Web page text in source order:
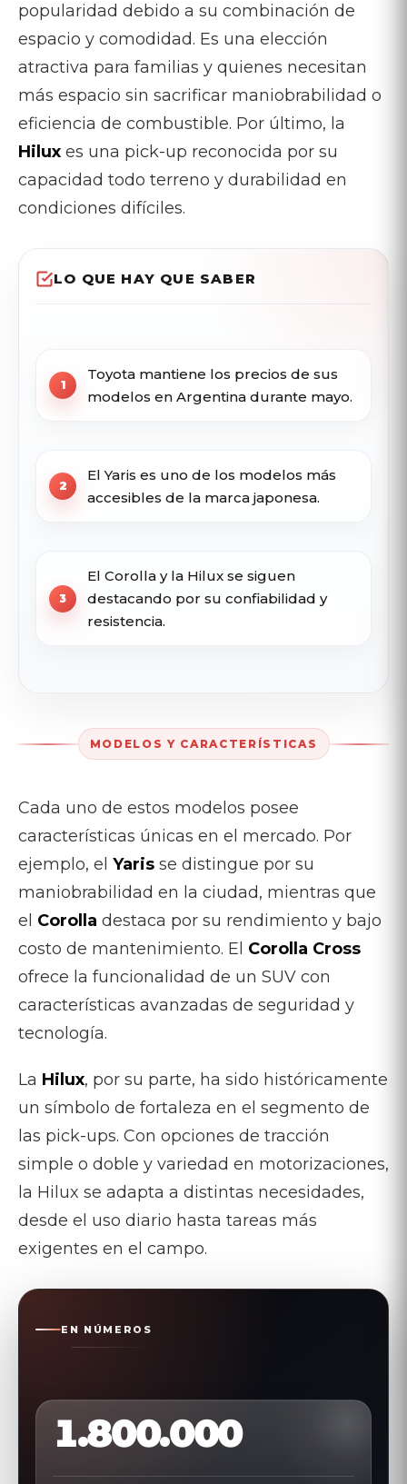
popularidad debido a su combinación de
espacio y comodidad. Es una elección
atractiva para familias y quienes necesitan
más espacio sin sacrificar maniobrabilidad o
eficiencia de combustible. Por último, la
Hilux es una pick-up reconocida por su
capacidad todo terreno y durabilidad en
condiciones difíciles.
LO QUE HAY QUE SABER
Toyota mantiene los precios de sus
modelos en Argentina durante mayo.
El Yaris es uno de los modelos más
accesibles de la marca japonesa.
El Corolla y la Hilux se siguen
destacando por su confiabilidad y
resistencia.
MODELOS Y CARACTERÍSTICAS
Cada uno de estos modelos posee
características únicas en el mercado. Por
ejemplo, el Yaris se distingue por su
maniobrabilidad en la ciudad, mientras que
el Corolla destaca por su rendimiento y bajo
costo de mantenimiento. El Corolla Cross
ofrece la funcionalidad de un SUV con
características avanzadas de seguridad y
tecnología.
La Hilux, por su parte, ha sido históricamente
un símbolo de fortaleza en el segmento de
las pick-ups. Con opciones de tracción
simple o doble y variedad en motorizaciones,
la Hilux se adapta a distintas necesidades,
desde el uso diario hasta tareas más
exigentes en el campo.
EN NÚMEROS
1.800.000